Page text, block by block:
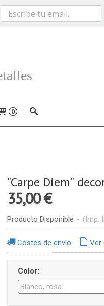
0
"Carpe Diem"
35,00 €
Producto Disponible - (Imp.
Costes de envío Ver
Color: